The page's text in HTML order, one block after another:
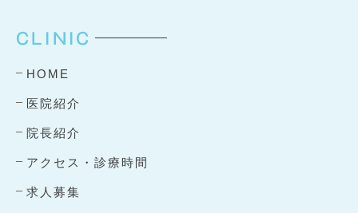
CLINIC
HOME
医院紹介
院長紹介
アクセス・診療時間
求人募集